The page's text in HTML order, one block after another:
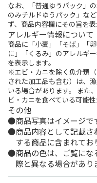
なお、「普通ゆうパック」
のみチルドゆうパック」な
ず、商品内容欄にその旨を表
アレルギー情報について
商品に「小麦」「そば」「
に」「くるみ」のアレルギ
を表示します。
※エビ・カニを除く魚介類
された加工品も含む）は、
いる場合があります。 また
ビ・カニを食べている可能性
その他
商品写真はイメージで
商品内容として記載
する商品に含まれてお
商品の色は、ご覧に
際と異なる場合があり